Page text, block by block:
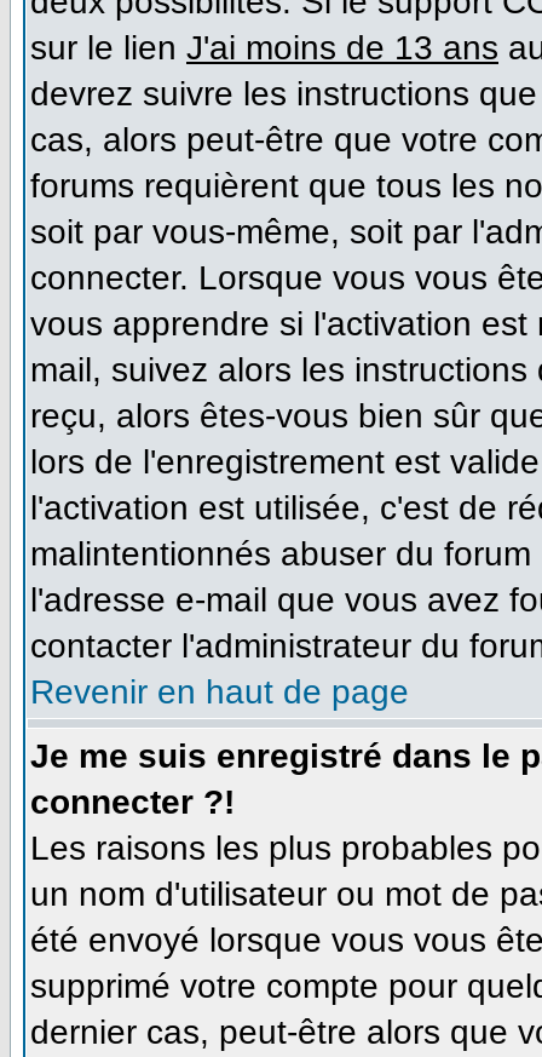
sur le lien J'ai moins de 13 ans
devrez suivre les instructions
cas, alors peut-être que votre
forums requièrent que tous les
soit par vous-même, soit par
connecter. Lorsque vous vous
vous apprendre si l'activation
mail, suivez alors les
reçu, alors êtes-vous bien sûr
lors de l'enregistrement est
l'activation est utilisée, c'est de
malintentionnés abuser du
l'adresse e-mail que vous avez
contacter l'administrateur du
Revenir en haut de page
Je me suis enregistré dans le
connecter ?!
Les raisons les plus probables
un nom d'utilisateur ou mot de
été envoyé lorsque vous vous
supprimé votre compte pour
dernier cas, peut-être alors que